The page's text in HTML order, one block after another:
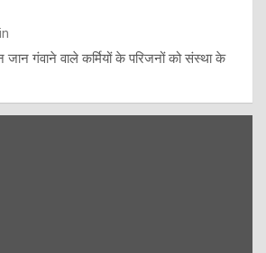
गंवाने वाले कर्मियों के परिजनों को संस्था के